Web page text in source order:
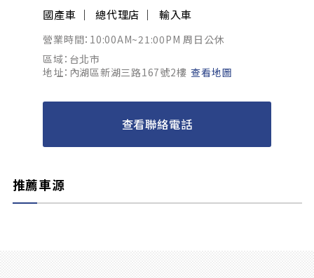
國產車 總代理店 輸入車
營業時間：10:00AM~21:00PM 周日公休
區域：台北市
地址：內湖區新湖三路167號2樓 查看地圖
查看聯絡電話
推薦車源